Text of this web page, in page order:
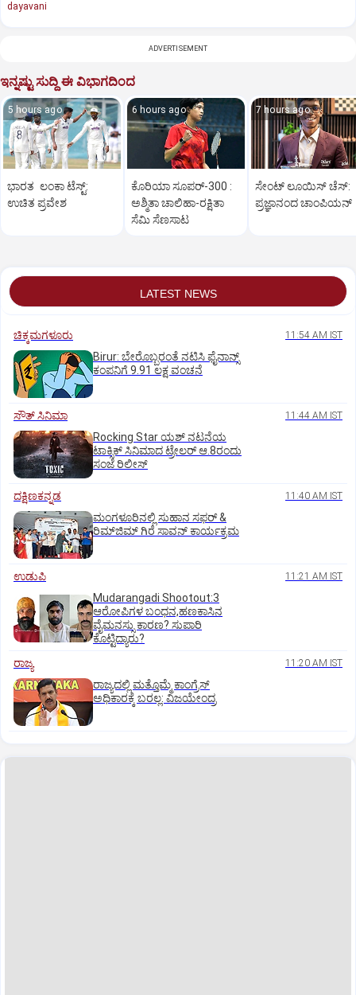
dayavani
ADVERTISEMENT
ಇನ್ನಷ್ಟು ಸುದ್ದಿ ಈ ವಿಭಾಗದಿಂದ
5 hours ago
ಭಾರತ ಲಂಕಾ ಟೆಸ್ಟ್:
ಉಚಿತ ಪ್ರವೇಶ
6 hours ago
ಕೊರಿಯಾ ಸೂಪರ್‌-300 :
ಅಶ್ಮಿತಾ ಚಾಲಿಹಾ-ರಕ್ಷಿತಾ
ಸೆಮಿ ಸೆಣಸಾಟ
7 hours ago
ಸೇಂಟ್‌ ಲೂಯಿಸ್‌ ಚೆಸ್‌:
ಪ್ರಜ್ಞಾನಂದ ಚಾಂಪಿಯನ್‌
LATEST NEWS
ಚಿಕ್ಕಮಗಳೂರು 11:54 AM IST
Birur: ಬೇರೊಬ್ಬರಂತೆ ನಟಿಸಿ ಫೈನಾನ್ಸ್
ಕಂಪನಿಗೆ 9.91 ಲಕ್ಷ ವಂಚನೆ
ಸೌತ್‌ ಸಿನಿಮಾ 11:44 AM IST
Rocking Star ಯಶ್‌ ನಟನೆಯ
ಟಾಕ್ಸಿಕ್‌ ಸಿನಿಮಾದ ಟ್ರೇಲರ್‌ ಆ.8ರಂದು
ಸಂಜೆ ರಿಲೀಸ್
ದಕ್ಷಿಣಕನ್ನಡ 11:40 AM IST
ಮಂಗಳೂರಿನಲ್ಲಿ ಸುಹಾನ ಸಫರ್ &
ರಿಮ್‌ಜಿಮ್ ಗಿರೆ ಸಾವನ್ ಕಾರ್ಯಕ್ರಮ
ಉಡುಪಿ 11:21 AM IST
Mudarangadi Shootout:‌3
ಆರೋಪಿಗಳ ಬಂಧನ,ಹಣಕಾಸಿನ
ವೈಮನಸ್ಸು ಕಾರಣ? ಸುಪಾರಿ
ಕೊಟ್ಟಿದ್ಯಾರು?
ರಾಜ್ಯ
11:20 AM IST
ರಾಜ್ಯದಲ್ಲಿ ಮತ್ತೊಮ್ಮೆ ಕಾಂಗ್ರೆಸ್‌
ಅಧಿಕಾರಕ್ಕೆ ಬರಲ್ಲ: ವಿಜಯೇಂದ್ರ